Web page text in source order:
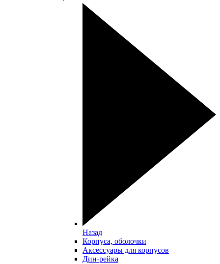
Назад
Корпуса, оболочки
Аксессуары для корпусов
Дин-рейка